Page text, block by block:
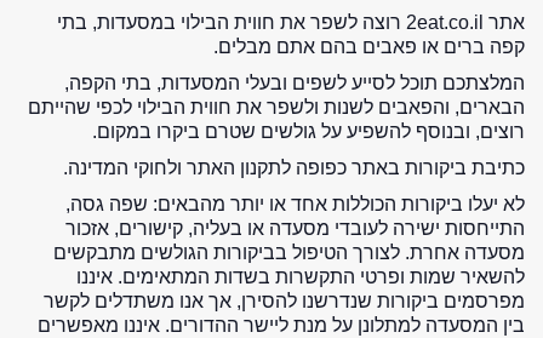
אתר 2eat.co.il רוצה לשפר את חווית הבילוי במסעדות, בתי
קפה ברים או פאבים בהם אתם מבלים.
המלצתכם תוכל לסייע לשפים ובעלי המסעדות, בתי הקפה,
הבארים, והפאבים לשנות ולשפר את חווית הבילוי לכפי שהייתם
רוצים, ובנוסף להשפיע על גולשים שטרם ביקרו במקום.
כתיבת ביקורות באתר כפופה לתקנון האתר ולחוקי המדינה.
לא יעלו ביקורות הכוללות אחד או יותר מהבאים: שפה גסה,
התייחסות ישירה לעובדי מסעדה או בעליה, קישורים, אזכור
מסעדה אחרת. לצורך הטיפול בביקורות הגולשים מתבקשים
להשאיר שמות ופרטי התקשרות בשדות המתאימים. איננו
מפרסמים ביקורות שנדרשנו להסירן, אך אנו משתדלים לקשר
בין המסעדה למתלונן על מנת ליישר ההדורים. איננו מאפשרים